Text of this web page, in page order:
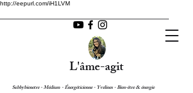
http://eepurl.com/iH1LVM
L'âme-agit
Sabbybienetre - Médium - Énergéticienne - Yvelines - Bien-être & énergie